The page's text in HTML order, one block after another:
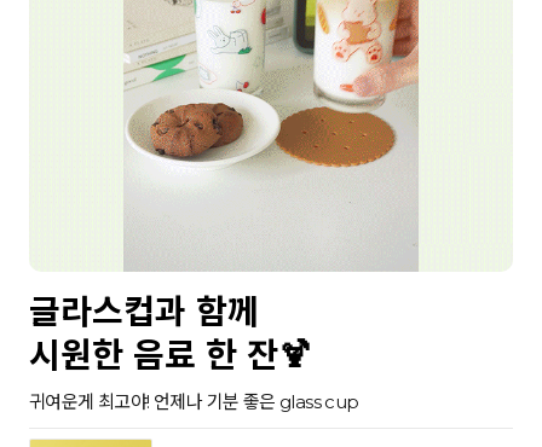
글라스컵과 함께
시원한 음료 한 잔🍹
귀여운게 최고야! 언제나 기분 좋은 glass cup